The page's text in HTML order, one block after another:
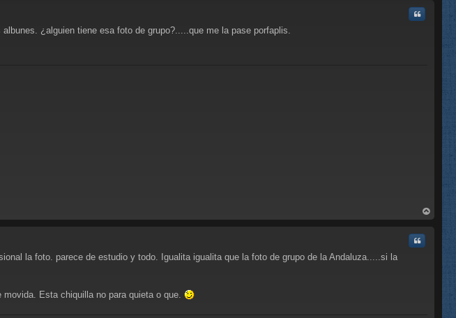
ba
Citar
¿alguien tiene esa foto de grupo?.....que me la pase porfaplis.
rri
ba
Citar
la foto. parece de estudio y todo. Igualita igualita que la foto de grupo de la Andaluza.....si la
Esta chiquilla no para quieta o que.